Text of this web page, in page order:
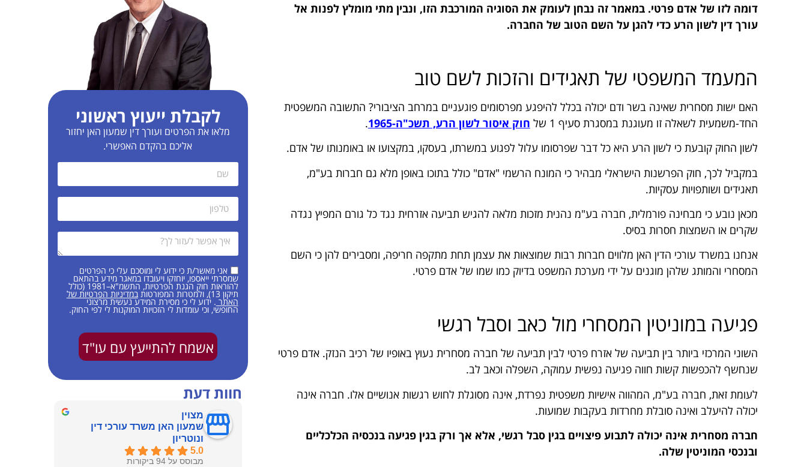
דומה לזו של אדם פרטי.במאמר זה נבחן לעומק את הסוגיה המורכבת הזו, ונבין מתי מומלץ לפנות אל
עורך דין לשון הרע כדי להגן על השם הטוב של החברה.
המעמד המשפטי של תאגידים והזכות לשם טוב
האם ישות מסחרית שאינה בשר ודם יכולה בכלל להיפגע מפרסומים פוגעניים במרחב הציבורי? התשובה המשפטית
החד-משמעית לשאלה זו מעוגנת במסגרת סעיף 1 של
חוק איסור לשון הרע, תשכ"ה-1965
.
לשון החוק קובעת כי לשון הרע היא כל דבר שפרסומו עלול לפגוע במשרתו, בעסקו, במקצועו או באומנותו של אדם.
במקביל לכך, חוק הפרשנות הישראלי מבהיר כי המונח הרשמי "אדם" כולל בתוכו באופן מלא גם חברות בע"מ,
תאגידים ושותפויות עסקיות.
מכאן נובע כי מבחינה פורמלית, חברה בע"מ נהנית מזכות מלאה להגיש תביעה אזרחית נגד כל גורם המפיץ נגדה
שקרים או השמצות חסרות בסיס.
אנחנו במשרד עורכי הדין האן מלווים חברות רבות שמוצאות את עצמן תחת מתקפה חריפה, ומסבירים להן כי השם
המסחרי והמותג שלהן מוגנים על ידי מערכת המשפט בדיוק כמו שמו של אדם פרטי.
פגיעה במוניטין המסחרי מול כאב וסבל רגשי
השוני המרכזי ביותר בין תביעה של אזרח פרטי לבין תביעה של חברה מסחרית נעוץ באופיו של רכיב הנזק. אדם פרטי
שנחשף להכפשות קשות חווה פגיעה נפשית עמוקה, השפלה וכאב לב.
לעומת זאת, חברה בע"מ, המהווה אישיות משפטית נפרדת, אינה מסוגלת לחוש רגשות אנושיים אלו. חברה אינה
יכולה להיעלב ואינה סובלת מחרדות בעקבות שמועות.
חברה מסחרית אינה יכולה לתבוע פיצויים בגין סבל רגשי, אלא אך ורק בגין פגיעה בנכסיה הכלכליים
ובנכסי המוניטין שלה.
לקבלת ייעוץ ראשוני
מלאו את הפרטים ועורך דין שמעון האן יחזור
אליכם בהקדם האפשרי.
אני מאשר/ת כי ידוע לי ומוסכם עלי כי הפרטים
שמסרתי ייאספו, יוחזקו ויעובדו במאגר מידע בהתאם
להוראות חוק הגנת הפרטיות, התשמ"א–1981 (כולל
תיקון 13), ולמטרות המפורטות במדיניות הפרטיות של
האתר . ידוע לי כי מסירת המידע נעשית מרצוני
החופשי, וכי עומדות לי הזכויות המוקנות לי לפי החוק.
אשמח להתייעץ עם עו"ד
חוות דעת
מצוין
שמעון האן משרד עורכי דין
ונוטריון
5.0
מבוסס על 94 ביקורות